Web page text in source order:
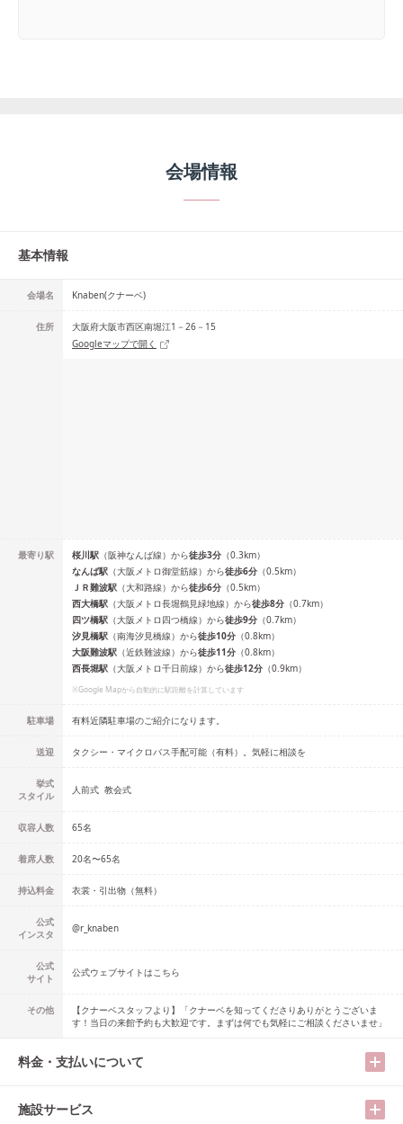
会場情報
基本情報
会場名 Knaben(クナーベ)
住所
大阪府大阪市西区南堀江1－26－15
Googleマップで開く
最寄り駅 桜川駅 （阪神なんば線） から徒歩3分 （0.3km）
なんば駅 （大阪メトロ御堂筋線） から徒歩6分 （0.5km）
ＪＲ難波駅 （大和路線） から徒歩6分 （0.5km）
西大橋駅 （大阪メトロ長堀鶴見緑地線） から徒歩8分 （0.7km）
四ツ橋駅 （大阪メトロ四つ橋線） から徒歩9分 （0.7km）
汐見橋駅 （南海汐見橋線） から徒歩10分 （0.8km）
大阪難波駅 （近鉄難波線） から徒歩11分 （0.8km）
西長堀駅 （大阪メトロ千日前線） から徒歩12分 （0.9km）
※Google Mapから自動的に駅距離を計算しています
駐車場 有料近隣駐車場のご紹介になります。
送迎 タクシー・マイクロバス手配可能（有料）。気軽に相談を
挙式
スタイル
人前式 教会式
収容人数 65名
着席人数 20名〜65名
持込料金 衣裳・引出物（無料）
公式
インスタ
@r_knaben
公式
サイト
公式ウェブサイトはこちら
その他
【クナーベスタッフより】「クナーベを知ってくださりありがとうございま
す！当日の来館予約も大歓迎です。まずは何でも気軽にご相談くださいませ」
料金・支払いについて
施設サービス